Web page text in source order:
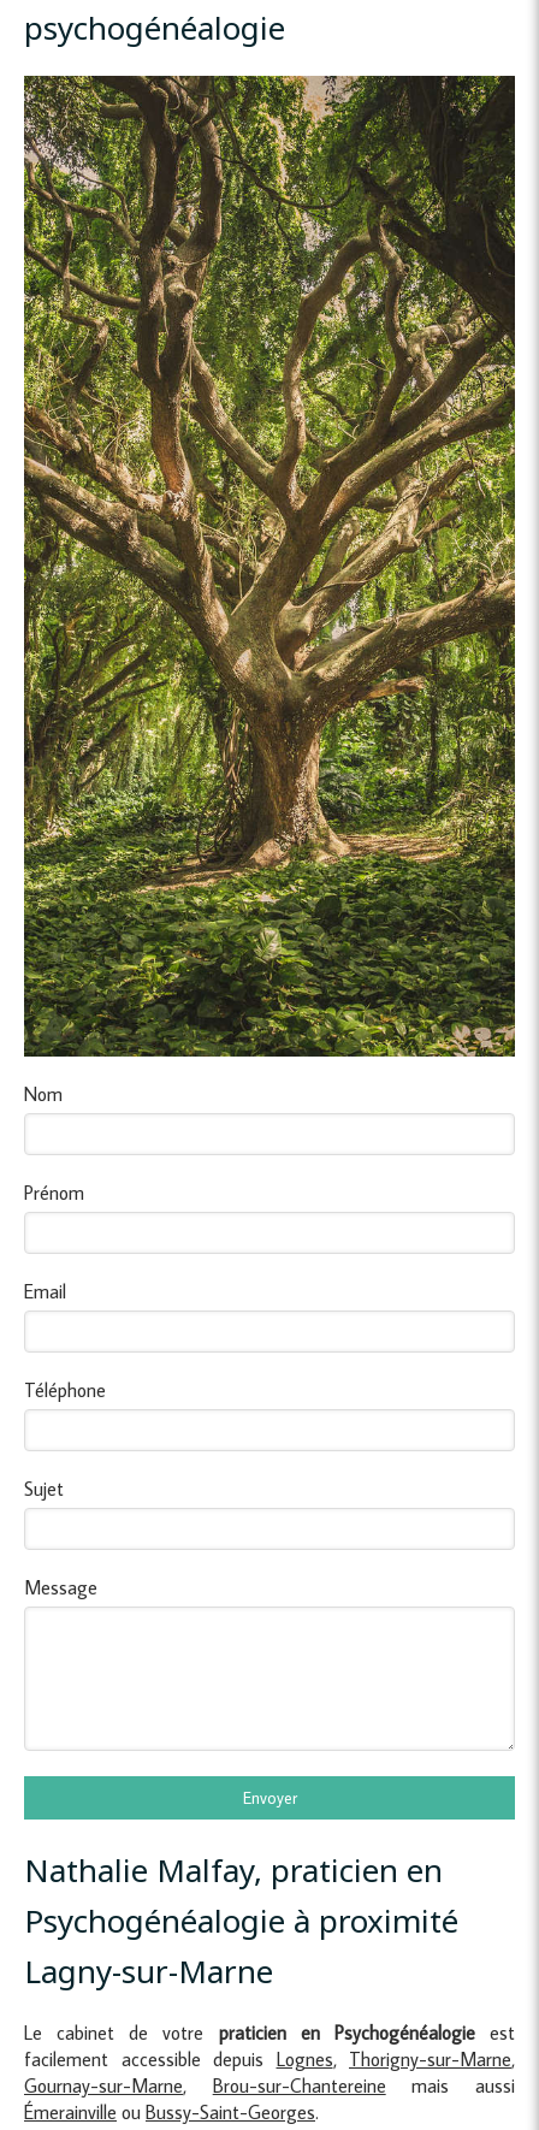
psychogénéalogie
Nom
Prénom
Email
Téléphone
Sujet
Message
Envoyer
Nathalie Malfay, praticien en
Psychogénéalogie à proximité
Lagny-sur-Marne
Le cabinet de votre praticien en Psychogénéalogieest
facilement accessible depuis Lognes, Thorigny-sur-Marne,
Gournay-sur-Marne, Brou-sur-Chantereine mais aussi
Émerainville ou Bussy-Saint-Georges.